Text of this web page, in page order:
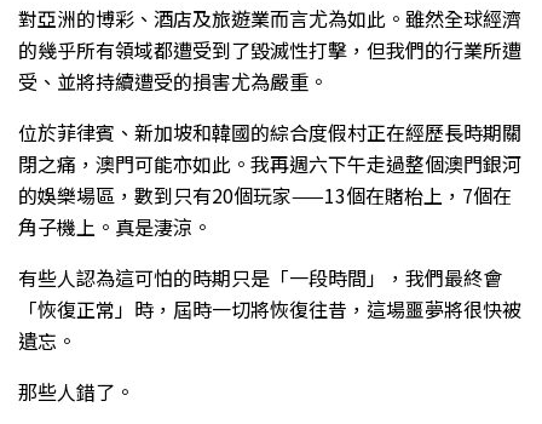
對亞洲的博彩、酒店及旅遊業而言尤為如此。雖然全球經濟
的幾乎所有領域都遭受到了毀滅性打擊，但我們的行業所遭
受、並將持續遭受的損害尤為嚴重。
位於菲律賓、新加坡和韓國的綜合度假村正在經歷長時期關
閉之痛，澳門可能亦如此。我再週六下午走過整個澳門銀河
的娛樂場區，數到只有20個玩家——13個在賭枱上，7個在
角子機上。真是淒涼。
有些人認為這可怕的時期只是「一段時間」，我們最終會
「恢復正常」時，屆時一切將恢復往昔，這場噩夢將很快被
遺忘。
那些人錯了。